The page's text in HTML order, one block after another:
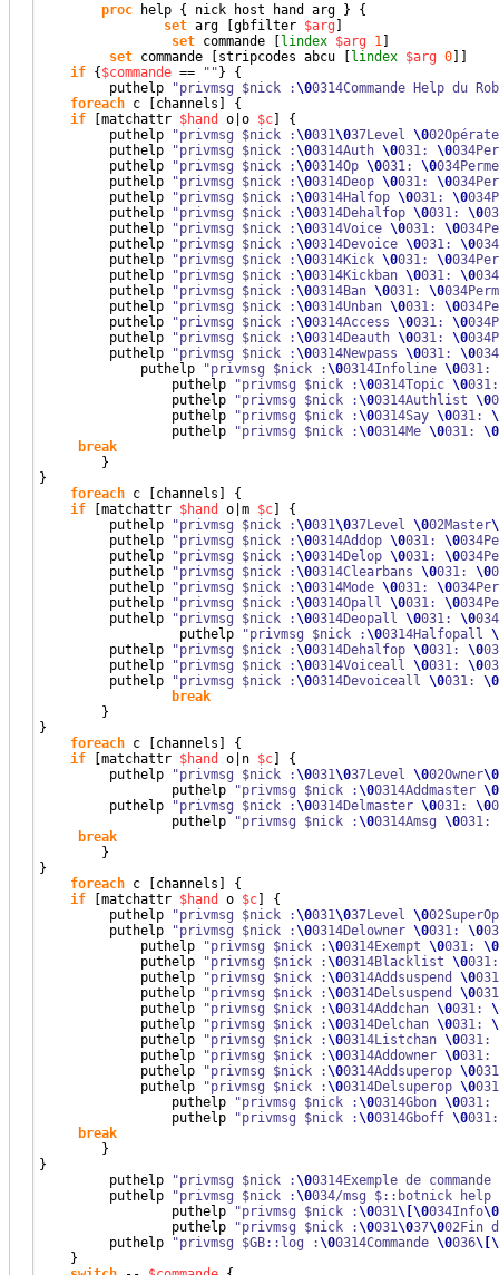
proc help { nick host hand arg }
{
set arg [gbfilter $arg ]
set commande [lindex $arg 1]
set commande [stripcodes abcu [lindex $arg 0] ]
if {$commande == ""}
{
         puthelp
"privmsg $nick :\00314Commande Help du
foreach c [channels ]
{
if
[matchattr $hand o|o $c]
{
         puthelp
"privmsg $nick :\0031\037Level \0
         puthelp
"privmsg $nick :\00314Auth \0031: \0
         puthelp
"privmsg $nick :\00314Op \0031: \0
         puthelp
"privmsg $nick :\00314Deop \0031: \0
	 puthelp
"privmsg $nick :\00314Halfop \0031: \0
         puthelp
"privmsg $nick :\00314Dehalfop \0031: \0
         puthelp
"privmsg $nick :\00314Voice \0031: \0
         puthelp
"privmsg $nick :\00314Devoice \0031: \0
         puthelp
"privmsg $nick :\00314Kick \0031: \0
         puthelp
"privmsg $nick :\00314Kickban \0031: \0
         puthelp
"privmsg $nick :\00314Ban \0031: \0
         puthelp
"privmsg $nick :\00314Unban \0031: \0
         puthelp
"privmsg $nick :\00314Access \0031: \0
         puthelp
"privmsg $nick :\00314Deauth \0031: \0
         puthelp
"privmsg $nick :\00314Newpass \0031: \0
	     puthelp
"privmsg $nick :\00314Infoline \0031:
		 puthelp
"privmsg $nick :\00314Topic \0
		 puthelp
"privmsg $nick :\00314Authlist \0
		 puthelp
"privmsg $nick :\00314Say \0031:
		 puthelp
"privmsg $nick :\00314Me \0031: \0
break
}
}
foreach c [channels ]
{
if
[matchattr $hand o|m $c]
{
         puthelp
"privmsg $nick :\0031\037Level \002Master
         puthelp
"privmsg $nick :\00314Addop \0031: \0
         puthelp
"privmsg $nick :\00314Delop \0031: \0
         puthelp
"privmsg $nick :\00314Clearbans \0031: \0
         puthelp
"privmsg $nick :\00314Mode \0031: \0
         puthelp
"privmsg $nick :\00314Opall \0031: \0
         puthelp
"privmsg $nick :\00314Deopall \0031: \0
	          puthelp
"privmsg $nick :\00314Halfopall
         puthelp
"privmsg $nick :\00314Dehalfop \0031: \0
         puthelp
"privmsg $nick :\00314Voiceall \0031: \0
         puthelp
"privmsg $nick :\00314Devoiceall \0031: \0
break
}
}
foreach c [channels ]
{
if
[matchattr $hand o|n $c]
{
         puthelp
"privmsg $nick :\0031\037Level \002Owner\0
		 puthelp
"privmsg $nick :\00314Addmaster \0
         puthelp
"privmsg $nick :\00314Delmaster \0031: \0
		 puthelp
"privmsg $nick :\00314Amsg \0031:
break
}
}
foreach c [channels ]
{
if
[matchattr $hand o $c]
{
         puthelp
"privmsg $nick :\0031\037Level \002SuperOp
         puthelp
"privmsg $nick :\00314Delowner \0031: \0
	     puthelp
"privmsg $nick :\00314Exempt \0031: \0
	     puthelp
"privmsg $nick :\00314Blacklist \0
	     puthelp
"privmsg $nick :\00314Addsuspend \0
	     puthelp
"privmsg $nick :\00314Delsuspend \0
	     puthelp
"privmsg $nick :\00314Addchan \0031:
	     puthelp
"privmsg $nick :\00314Delchan \0031:
	     puthelp
"privmsg $nick :\00314Listchan \0031:
	     puthelp
"privmsg $nick :\00314Addowner \0031:
	     puthelp
"privmsg $nick :\00314Addsuperop \0
	     puthelp
"privmsg $nick :\00314Delsuperop \0
		 puthelp
"privmsg $nick :\00314Gbon \0031:
		 puthelp
"privmsg $nick :\00314Gboff \0
break
}
}
puthelp
"privmsg $nick :\00314Exemple de
         puthelp
"privmsg $nick :\0034/msg $::botnick help
		 puthelp
"privmsg $nick :\0031\[\0034Info\0
		 puthelp
"privmsg $nick :\0031\037\002Fin
         puthelp
"privmsg $GB::log :\00314Commande \0036\[
}